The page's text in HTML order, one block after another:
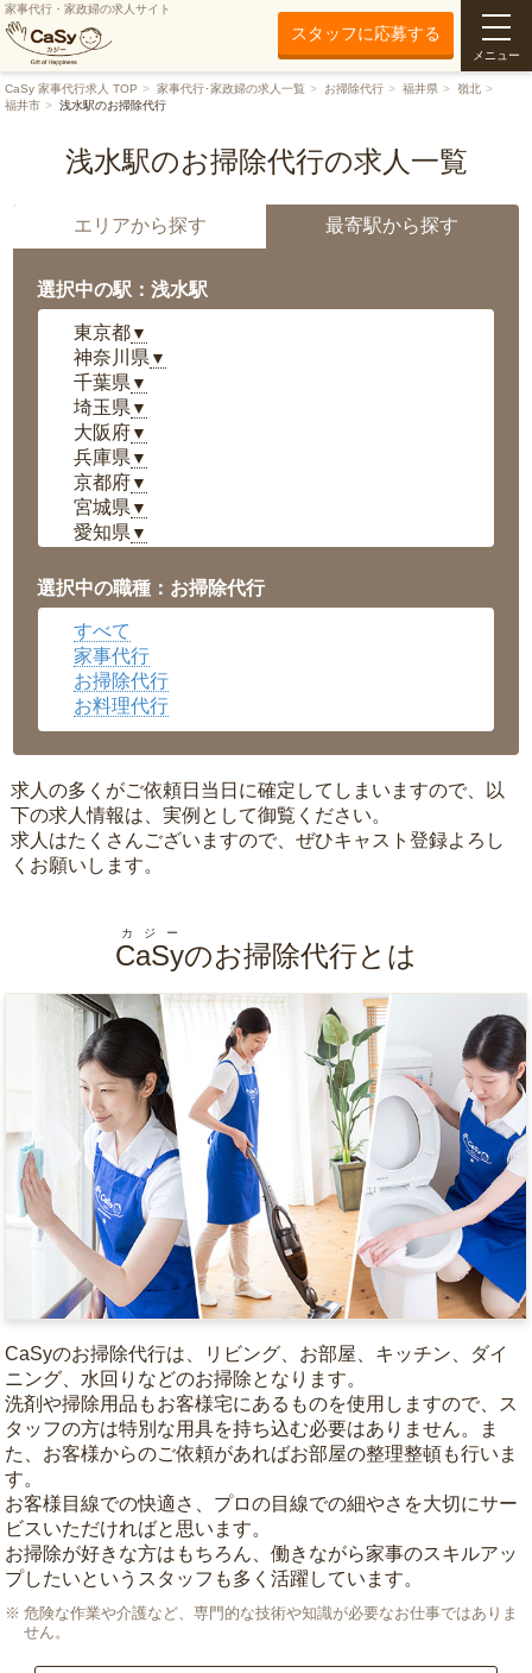
家事代行・家政婦の求人サイト
スタッフに応募する
メニュー
CaSy 家事代行求人 TOP 家事代行･家政婦の求人一覧 お掃除代行 福井県
嶺北
福井市
浅水駅のお掃除代行
浅水駅のお掃除代行の求人一覧
エリアから探す 最寄駅から探す
選択中の駅：浅水駅
東京都▼
神奈川県 ▼
千葉県 ▼
埼玉県 ▼
大阪府▼
兵庫県 ▼
京都府▼
宮城県 ▼
愛知県 ▼
岡山県▼
広島県▼
沖縄県
選択中の職種：お掃除代行
すべて
家事代行
お掃除代行
お料理代行
求人の多くがご依頼日当日に確定してしまいますので、以
下の求人情報は、実例として御覧ください。
求人はたくさんございますので、ぜひキャスト登録よろし
くお願いします。
CaSy
カジー
のお掃除代行とは
CaSyのお掃除代行は、リビング、お部屋、キッチン、ダイ
ニング、水回りなどのお掃除となります。
洗剤や掃除用品もお客様宅にあるものを使用しますので、ス
タッフの方は特別な用具を持ち込む必要はありません。ま
た、お客様からのご依頼があればお部屋の整理整頓も行いま
す。
お客様目線での快適さ、プロの目線での細やさを大切にサー
ビスいただければと思います。
お掃除が好きな方はもちろん、働きながら家事のスキルアッ
プしたいというスタッフも多く活躍しています。
危険な作業や介護など、専門的な技術や知識が必要なお仕事ではありま
せん。